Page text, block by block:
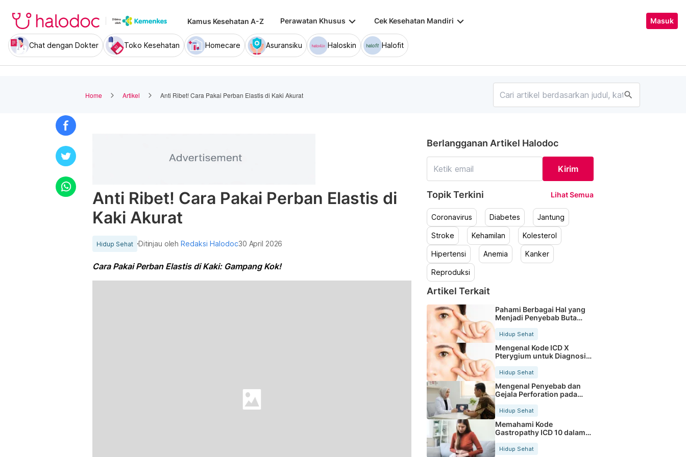
Kamus Kesehatan A-Z Perawatan Khusus keyboard_arrow_down Cek Kesehatan Mandiri keyboard_arrow_down Masuk
Chat dengan Dokter Toko Kesehatan Homecare Asuransiku Haloskin Halofit
Home Artikel Anti Ribet! Cara Pakai Perban Elastis di Kaki Akurat search
Anti Ribet! Cara Pakai Perban Elastis di
Kaki Akurat
Hidup Sehat Ditinjau olehRedaksi Halodoc30 April 2026
Cara Pakai Perban Elastis di Kaki: Gampang Kok!
Berlangganan Artikel Halodoc
Kirim
Topik Terkini Lihat Semua
Coronavirus Diabetes Jantung
Stroke Kehamilan Kolesterol
Hipertensi Anemia Kanker
Reproduksi
Artikel Terkait
Pahami Berbagai Hal yang
Menjadi Penyebab Buta
Hidup Sehat
Mengenal Kode ICD X
Pterygium untuk Diagnosis
Hidup Sehat
Mengenal Penyebab dan
Gejala Perforation pada
Tubuh
Hidup Sehat
Memahami Kode
Gastropathy ICD 10 dalam
Rekam Medis Pasien
Hidup Sehat